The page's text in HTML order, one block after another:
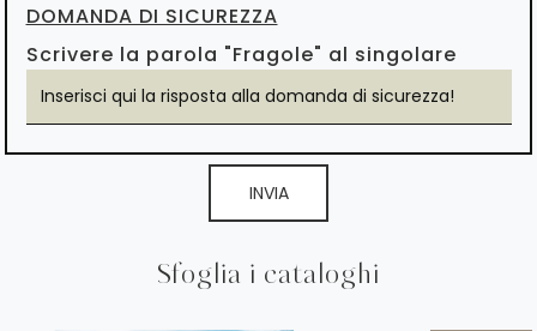
Sfoglia i cataloghi
DOMANDA DI SICUREZZA
Scrivere la parola "Fragole" al singolare
INVIA